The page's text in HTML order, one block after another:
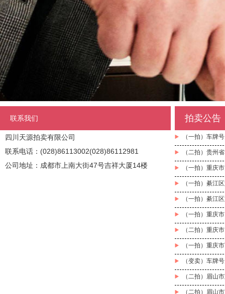
联系我们
四川天源拍卖有限公司
联系电话：(028)86113002(028)86112981
公司地址：成都市上南大街47号吉祥大厦14楼
拍卖公告
（一拍）车牌
（二拍）贵州
（一拍）重庆
（一拍）綦江
（一拍）綦江
（一拍）重庆
（二拍）重庆
（一拍）重庆
（变卖）车牌
（二拍）眉山
（二拍）眉山